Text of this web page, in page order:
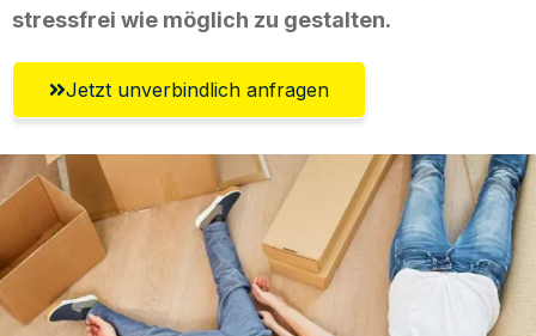
stressfrei wie möglich zu gestalten.
Jetzt unverbindlich anfragen